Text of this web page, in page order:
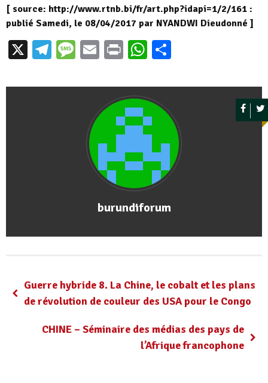
[ source: http://www.rtnb.bi/fr/art.php?idapi=1/2/161 :
publié Samedi, le 08/04/2017 par NYANDWI Dieudonné ]
X Telegram
Message
EmailPrintWhatsApp
burundiforum
Guerre hybride 8. La Chine, le cobalt et les plans
de révolution de couleur des USA pour le Congo
CHINE – Séminaire des médias des pays de
l’Afrique francophone